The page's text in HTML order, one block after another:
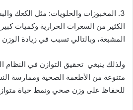
3. المخبوزات والحلويات: مثل الكعك
الكثير من السعرات الحرارية وكميات
المشبعة، وبالتالي تسبب في زيادة الوزن
ولذلك ينبغي تحقيق التوازن في النظام
متنوعة من الأطعمة الصحية وممارسة
للحفاظ على وزن صحي ونمط حياة